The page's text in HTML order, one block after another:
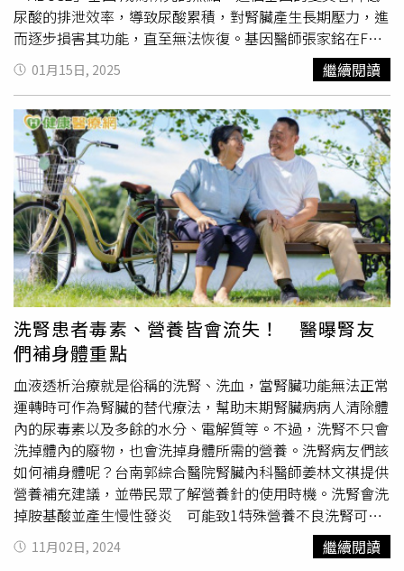
許多人在這個年紀開始出現糖尿病前期，甚至被診斷為糖尿
病。因此，這時候的飲食要減少精緻糖分，多攝取膳食纖
維，並保持運動來幫助穩定血糖。張家銘也強調，40歲和
60歲，是身體給我們的「提醒」，這兩個關鍵年齡，不只是
身體變化的時刻，更是我們可以改變命運的時間點。如果我
們在40歲前 調整飲食與運動，維持良好的代謝狀態，到了
60歲，老化的影響就會大幅減少。而如果等到60歲才開始
注意健康，很多變化已經發生，要逆轉就更困難，「老化不
可避免，但我們可以決定是讓身體慢慢老去，還是提早準
備，讓自己維持最佳狀態。40歲與60歲，都是人生的重要
轉折點，這些改變不是問題，而是機會，讓我們更聰明地管
理自己的健康。」
飲料？是積極運動還是久坐不動？張家銘醫師提醒，這些看
似微不足道的決定，其實正在繪製未來的健康地圖。
尿酸的排泄效率，導致尿酸累積，對腎臟產生長期壓力，進
而逐步損害其功能，直至無法恢復。基因醫師張家銘在FB
粉絲專頁發文表示，該項研究中表明，除了ABCG2基因變異
外，環境與生活習慣也進一步加劇這種先天的脆弱性。台灣
人飲食中高鹽、高油的湯品，海鮮內臟等高嘌呤食物，加上
熬夜、久坐、工時過長、缺乏運動，甚至濫用止痛藥與成分
不明的中草藥，這些不良習慣宛如讓腎臟不斷承受過度負
荷。張家銘醫師舉例，一名中年男子，若帶有ABCG2基因變
異，平日宵夜愛喝啤酒、吃鹹酥雞，時常服用來路不明的中
草藥，幾年後或許就會面對腎功能惡化、甚至需要透析的困
境。但張家銘醫師也提到，基因並非不可改變的命運，而更
像是指南針。民眾可以藉由基因檢測了解自己的健康風險，
進而採取針對性的預防措施。張家銘醫師舉例，像是對於
ABCG2基因變異的人來說，嚴格控制尿酸值是關鍵，應避免
高嘌呤食物、多喝水，並透過規律運動來改善代謝。這些看
似細微的改變，都能顯著減輕腎臟負擔。此外，定期進行健
康檢查，追蹤尿素
出現之前及早介入，避免悲劇發生。張家銘醫師提醒，腎臟
不僅是身體的過濾器，更是調節血壓與代謝的重要器官，甚
至影響民眾的能量水平和情緒。選擇善待腎臟，其實就是選
擇更健康的未來。張家銘醫師也建議，改變生活習慣：選擇
清淡的飲食代替高鹽濃湯，多喝水而非含糖飲料，適度運動
而非久坐不動，這些看似不起眼的選擇，都將為腎臟健康建
立一道堅實的屏障，也為未來鋪下更健康的道路。
01月15日, 2025 繼續閱讀
洗腎患者毒素、營養皆會流失！ 醫曝腎友
們補身體重點
血液透析治療就是俗稱的洗腎、洗血，當腎臟功能無法正常
運轉時可作為腎臟的替代療法，幫助末期腎臟病病人清除體
內的尿毒素以及多餘的水分、電解質等。不過，洗腎不只會
洗掉體內的廢物，也會洗掉身體所需的營養。洗腎病友們該
如何補身體呢？台南郭綜合醫院腎臟內科醫師姜林文祺提供
營養補充建議，並帶民眾了解營養針的使用時機。洗腎會洗
掉胺基酸並產生慢性發炎 可能致1特殊營養不良洗腎可分
為「暫時性洗腎」、「規則性洗腎」，姜林文祺醫師說明，
二者之間最大的差異在於有沒有急性的腎臟問題存在，如果
11月02日, 2024 繼續閱讀